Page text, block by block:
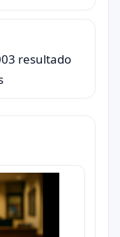
resultado